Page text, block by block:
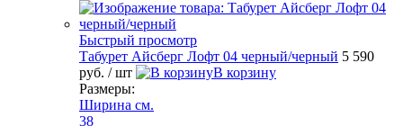
Быстрый просмотр
Табурет Айсберг Лофт 04 черный/черный 5 590
руб. / шт
В корзину
Размеры:
Ширина см.
38